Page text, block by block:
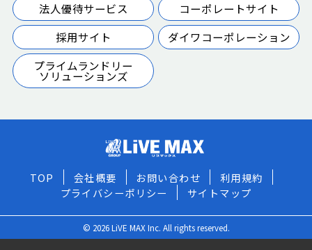
法人優待サービス
コーポレートサイト
採用サイト
ダイワコーポレーション
プライムランドリー
ソリューションズ
TOP 会社概要 お問い合わせ
利用規約
プライバシーポリシー
サイトマップ
© 2026 LiVE MAX Inc. All rights reserved.